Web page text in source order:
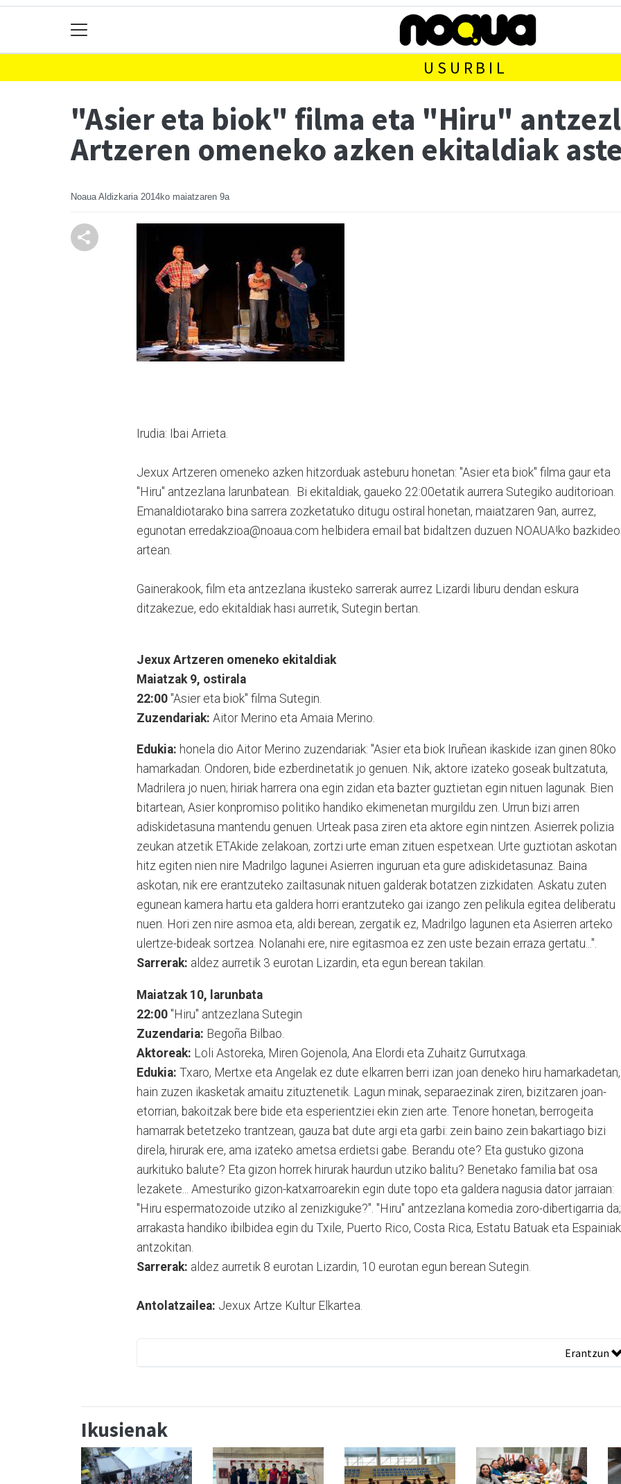
USURBIL
"Asier eta biok" filma eta "Hiru"
Artzeren omeneko azken ekitaldiak
Noaua Aldizkaria 2014ko maiatzaren 9a
Irudia: Ibai Arrieta.
Jexux Artzeren omeneko azken hitzorduak asteburu honetan: "Asier eta biok" filma gaur eta
"Hiru" antzezlana larunbatean. Bi ekitaldiak, gaueko 22:00etatik aurrera Sutegiko auditorioan.
Emanaldiotarako bina sarrera zozketatuko ditugu ostiral honetan, maiatzaren 9an, aurrez,
egunotan erredakzioa@noaua.com helbidera email bat bidaltzen duzuen NOAUA!ko
artean.
Gainerakook, film eta antzezlana ikusteko sarrerak aurrez Lizardi liburu dendan eskura
ditzakezue, edo ekitaldiak hasi aurretik, Sutegin bertan.
Jexux Artzeren omeneko ekitaldiak
Maiatzak 9, ostirala
22:00 "Asier eta biok" filma Sutegin.
Zuzendariak: Aitor Merino eta Amaia Merino.
Edukia: honela dio Aitor Merino zuzendariak: "Asier eta biok Iruñean ikaskide izan ginen 80ko
hamarkadan. Ondoren, bide ezberdinetatik jo genuen. Nik, aktore izateko goseak bultzatuta,
Madrilera jo nuen; hiriak harrera ona egin zidan eta bazter guztietan egin nituen lagunak. Bien
bitartean, Asier konpromiso politiko handiko ekimenetan murgildu zen. Urrun bizi arren
adiskidetasuna mantendu genuen. Urteak pasa ziren eta aktore egin nintzen. Asierrek polizia
zeukan atzetik ETAkide zelakoan, zortzi urte eman zituen espetxean. Urte guztiotan askotan
hitz egiten nien nire Madrilgo lagunei Asierren inguruan eta gure adiskidetasunaz. Baina
askotan, nik ere erantzuteko zailtasunak nituen galderak botatzen zizkidaten. Askatu zuten
egunean kamera hartu eta galdera horri erantzuteko gai izango zen pelikula egitea deliberatu
nuen. Hori zen nire asmoa eta, aldi berean, zergatik ez, Madrilgo lagunen eta Asierren arteko
ulertze-bideak sortzea. Nolanahi ere, nire egitasmoa ez zen uste bezain erraza gertatu...".
Sarrerak: aldez aurretik 3 eurotan Lizardin, eta egun berean takilan.
Maiatzak 10, larunbata
22:00 "Hiru" antzezlana Sutegin
Zuzendaria: Begoña Bilbao.
Aktoreak: Loli Astoreka, Miren Gojenola, Ana Elordi eta Zuhaitz Gurrutxaga.
Edukia: Txaro, Mertxe eta Angelak ez dute elkarren berri izan joan deneko hiru hamarkadetan,
hain zuzen ikasketak amaitu zituztenetik. Lagun minak, separaezinak ziren, bizitzaren joan-
etorrian, bakoitzak bere bide eta esperientziei ekin zien arte. Tenore honetan, berrogeita
hamarrak betetzeko trantzean, gauza bat dute argi eta garbi: zein baino zein bakartiago bizi
direla, hirurak ere, ama izateko ametsa erdietsi gabe. Berandu ote? Eta gustuko gizona
aurkituko balute? Eta gizon horrek hirurak haurdun utziko balitu? Benetako familia bat osa
lezakete... Amesturiko gizon-katxarroarekin egin dute topo eta galdera nagusia dator jarraian:
"Hiru espermatozoide utziko al zenizkiguke?". "Hiru" antzezlana komedia zoro-dibertigarria da;
arrakasta handiko ibilbidea egin du Txile, Puerto Rico, Costa Rica, Estatu Batuak eta
antzokitan.
Sarrerak: aldez aurretik 8 eurotan Lizardin, 10 eurotan egun berean Sutegin.
Antolatzailea: Jexux Artze Kultur Elkartea.
Erantzun
Ikusienak